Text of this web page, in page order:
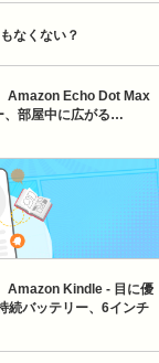
なくない？
Amazon Echo Dot Max
、部屋中に広がる…
Amazon Kindle - 目に優
続バッテリー、6インチ